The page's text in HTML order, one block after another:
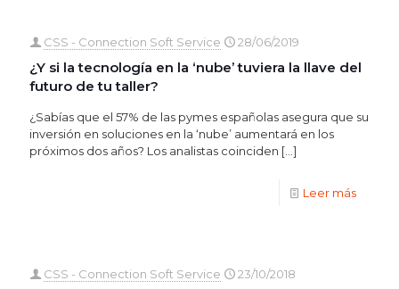
CSS - Connection Soft Service 28/06/2019
¿Y si la tecnología en la ‘nube’ tuviera la llave del
futuro de tu taller?
¿Sabías que el 57% de las pymes españolas asegura que su
inversión en soluciones en la ‘nube’ aumentará en los
próximos dos años? Los analistas coinciden […]
Leer más
CSS - Connection Soft Service 23/10/2018